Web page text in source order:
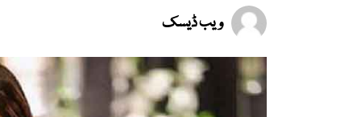
ویب ڈیسک